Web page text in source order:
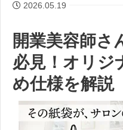
2026.05.19
開業美容師さ
必見！オリジ
め仕様を解説